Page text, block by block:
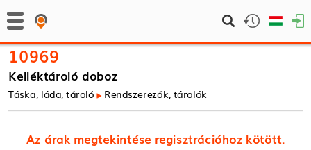
10969
Kelléktároló doboz
Táska, láda, tároló Rendszerezők, tárolók
Az árak megtekintése regisztrációhoz kötött.